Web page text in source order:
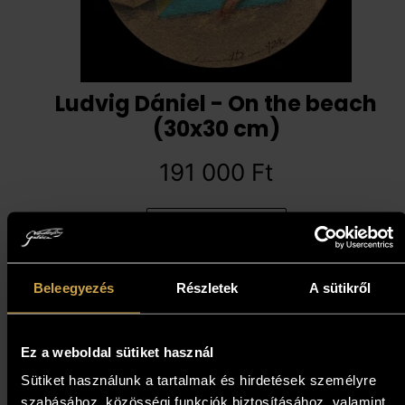
Beleegyezés Részletek A sütikről
Ez a weboldal sütiket használ
Sütiket használunk a tartalmak és hirdetések személyre
szabásához, közösségi funkciók biztosításához, valamint
Ludvig Dániel - On the beach
(30x30 cm)
191 000 Ft